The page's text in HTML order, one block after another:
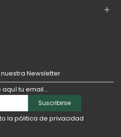
+
Newsletter
aquí tu email...
Suscribirse
la pólitica de privacidad